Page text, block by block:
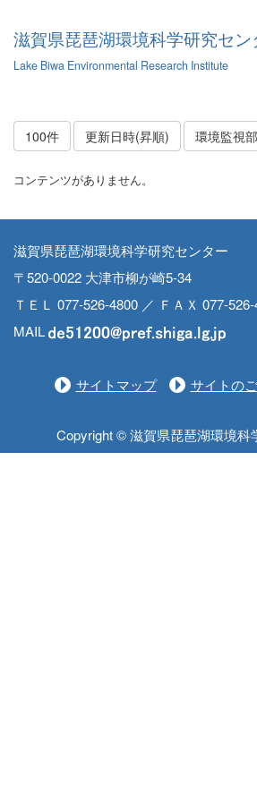
滋賀県琵琶湖環境科学研究セン
Lake Biwa Environmental Research Institute
100件 更新日時(昇順) 環境監視
コンテンツがありません。
滋賀県琵琶湖環境科学研究センター
〒520-0022 大津市柳が崎5-34
ＴＥＬ 077-526-4800 ／ ＦＡＸ 077-
MAIL
サイトマップ サイトの
Copyright © 滋賀県琵琶湖環境科